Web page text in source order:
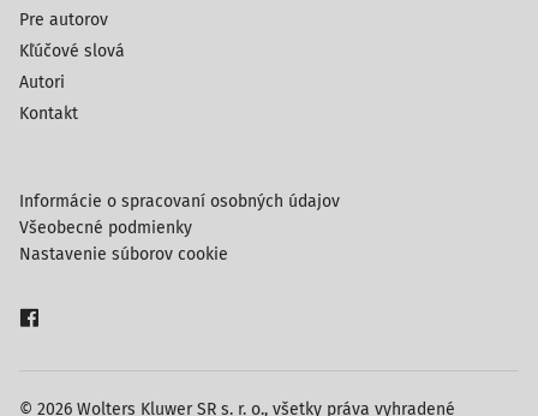
Pre autorov
Kľúčové slová
Autori
Kontakt
© 2026 Wolters Kluwer SR s. r. o., všetky práva vyhradené
Informácie o spracovaní osobných údajov
Všeobecné podmienky
Nastavenie súborov cookie